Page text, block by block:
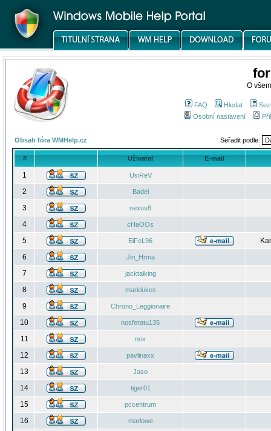
O
FAQ Hledat
Osobní nastavení
Obsah fóra WMHelp.cz Seřadit podle:
# Uživatel E-mail
1 UsiReV
2 Badel
3 nexus6
4 cHaOOs
5 EiFeL96
6
Jiri_Hrma
7 jacktalking
8 marklukes
9 Chrono_Leggionaire
10 nosferatu135
11 nox
12 pavlinaxx
13 Jaso
14 tiger01
15 pccentrum
16 marlowe